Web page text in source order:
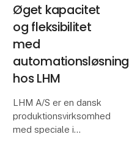
Øget kapacitet
og fleksibilitet
med
automationsløsning
hos LHM
LHM A/S er en dansk
produktionsvirksomhed
med speciale i